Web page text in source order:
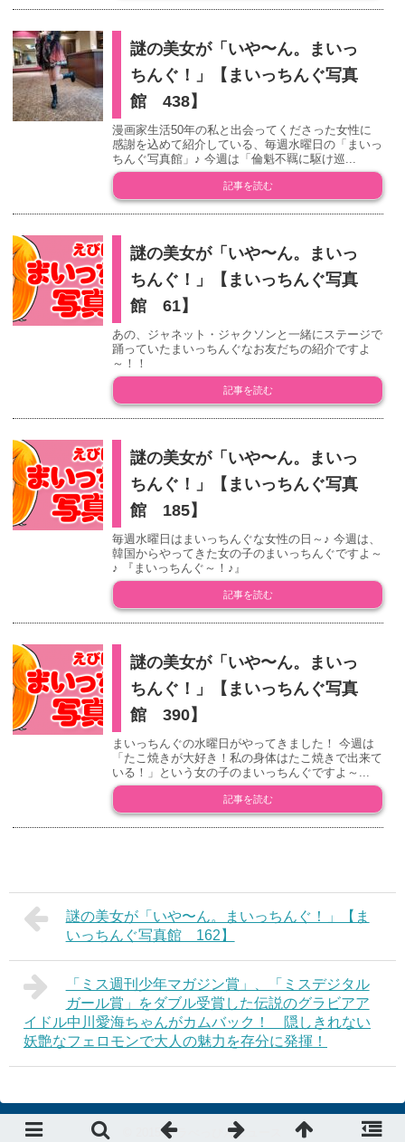
謎の美女が「いや〜ん。まいっ
ちんぐ！」【まいっちんぐ写真
館 438】
漫画家生活50年の私と出会ってくださった女性に
感謝を込めて紹介している、毎週水曜日の「まいっ
ちんぐ写真館」♪ 今週は「倫魁不羈に駆け巡...
記事を読む
謎の美女が「いや〜ん。まいっ
ちんぐ！」【まいっちんぐ写真
館 61】
あの、ジャネット・ジャクソンと一緒にステージで
踊っていたまいっちんぐなお友だちの紹介ですよ
～！！
記事を読む
謎の美女が「いや〜ん。まいっ
ちんぐ！」【まいっちんぐ写真
館 185】
毎週水曜日はまいっちんぐな女性の日～♪ 今週は、
韓国からやってきた女の子のまいっちんぐですよ～
♪ 『まいっちんぐ～！♪』
記事を読む
謎の美女が「いや〜ん。まいっ
ちんぐ！」【まいっちんぐ写真
館 390】
まいっちんぐの水曜日がやってきました！ 今週は
「たこ焼きが大好き！私の身体はたこ焼きで出来て
いる！」という女の子のまいっちんぐですよ～...
記事を読む
謎の美女が「いや〜ん。まいっちんぐ！」【ま
いっちんぐ写真館 162】
「ミス週刊少年マガジン賞」、「ミスデジタル
ガール賞」をダブル受賞した伝説のグラビアア
イドル中川愛海ちゃんがカムバック！ 隠しきれない
妖艶なフェロモンで大人の魅力を存分に発揮！
© 2015デラべっぴんニュース